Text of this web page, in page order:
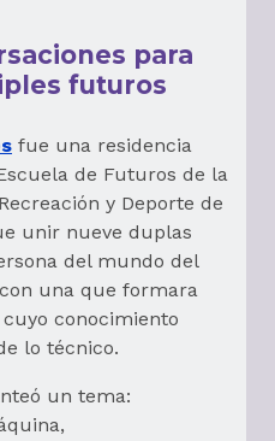
para
futuros
fue una residencia
de Futuros de la
y Deporte de
unir nueve duplas
del mundo del
una que formara
conocimiento
lo técnico.
un tema: